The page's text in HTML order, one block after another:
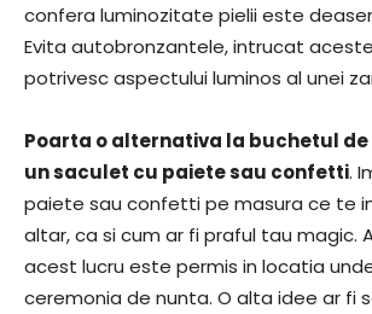
confera luminozitate pielii este
Evita autobronzantele, intrucat
potrivesc aspectului luminos al unei
Poarta o alternativa la buchetul
un saculet cu paiete sau confetti.
paiete sau confetti pe masura ce te
altar, ca si cum ar fi praful tau magic.
acest lucru este permis in locatia
ceremonia de nunta. O alta idee ar fi